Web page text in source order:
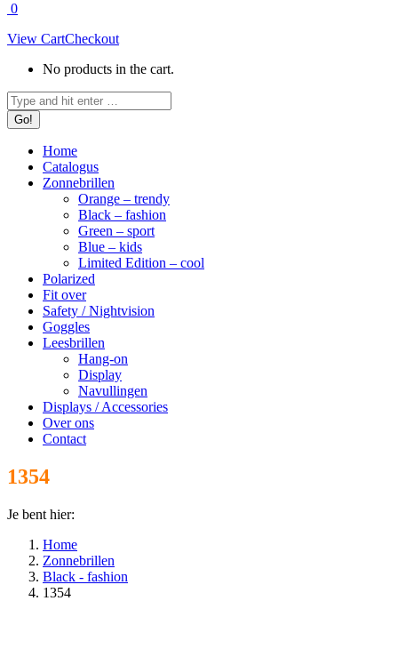
0
View CartCheckout
No products in the cart.
Search:
Home
Catalogus
Zonnebrillen
Orange – trendy
Black – fashion
Green – sport
Blue – kids
Limited Edition – cool
Polarized
Fit over
Safety / Nightvision
Goggles
Leesbrillen
Hang-on
Display
Navullingen
Displays / Accessories
Over ons
Contact
1354
Je bent hier:
Home
Zonnebrillen
Black - fashion
1354